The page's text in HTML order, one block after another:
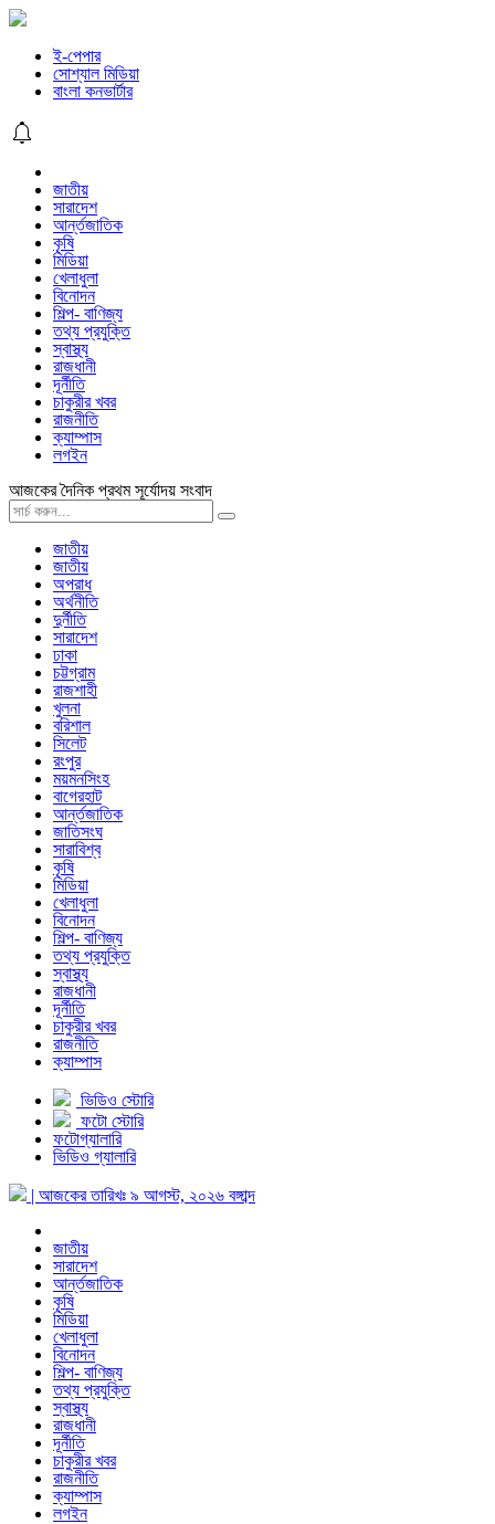
ই-পেপার
সোশ্যাল মিডিয়া
বাংলা কনভার্টার
জাতীয়
সারাদেশ
আর্ন্তজাতিক
কৃষি
মিডিয়া
খেলাধুলা
বিনোদন
শিল্প- বাণিজ্য
তথ্য প্রযুক্তি
স্বাস্থ্য
রাজধানী
দূর্নীতি
চাকুরীর খবর
রাজনীতি
ক্যাম্পাস
লগইন
আজকের দৈনিক প্রথম সূর্যোদয় সংবাদ
জাতীয়
জাতীয়
অপরাধ
অর্থনীতি
দুর্নীতি
সারাদেশ
ঢাকা
চট্টগ্রাম
রাজশাহী
খুলনা
বরিশাল
সিলেট
রংপুর
ময়মনসিংহ
বাগেরহাট
আর্ন্তজাতিক
জাতিসংঘ
সারাবিশ্ব
কৃষি
মিডিয়া
খেলাধুলা
বিনোদন
শিল্প- বাণিজ্য
তথ্য প্রযুক্তি
স্বাস্থ্য
রাজধানী
দূর্নীতি
চাকুরীর খবর
রাজনীতি
ক্যাম্পাস
ভিডিও স্টোরি
ফটো স্টোরি
ফটোগ্যালারি
ভিডিও গ্যালারি
| আজকের তারিখঃ ৯ আগস্ট, ২০২৬ বঙ্গাব্দ
জাতীয়
সারাদেশ
আর্ন্তজাতিক
কৃষি
মিডিয়া
খেলাধুলা
বিনোদন
শিল্প- বাণিজ্য
তথ্য প্রযুক্তি
স্বাস্থ্য
রাজধানী
দূর্নীতি
চাকুরীর খবর
রাজনীতি
ক্যাম্পাস
লগইন